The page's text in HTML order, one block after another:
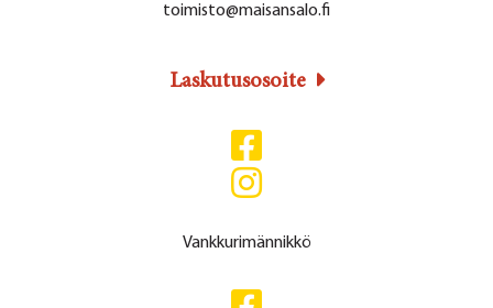
toimisto@maisansalo.fi
Laskutusosoite
Vankkurimännikkö